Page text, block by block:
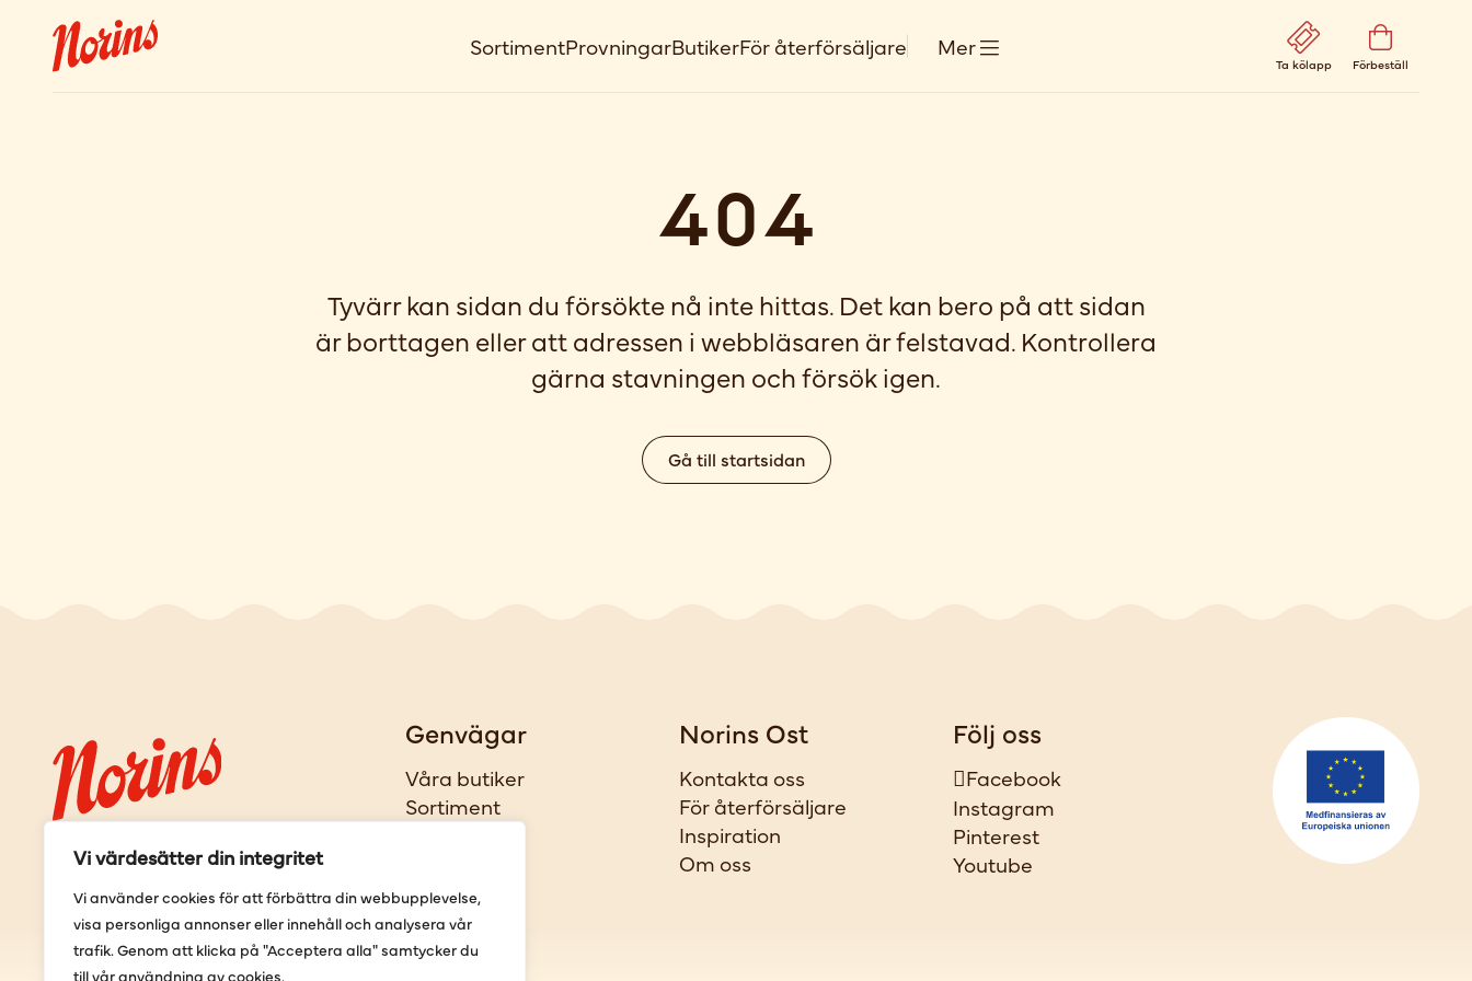
Vi värdesätter din integritet
Vi använder cookies för att förbättra din webbupplevelse,
visa personliga annonser eller innehåll och analysera vår
trafik. Genom att klicka på "Acceptera alla" samtycker du
till vår användning av cookies.
SortimentProvningarButikerFör återförsäljare Mer
Ta kölapp Förbeställ
404
Tyvärr kan sidan du försökte nå inte hittas. Det kan bero på att sidan
är borttagen eller att adressen i webbläsaren är felstavad. Kontrollera
gärna stavningen och försök igen.
Gå till startsidan
Genvägar
Våra butiker
Sortiment
Norins Ost
Kontakta oss
För återförsäljare
Inspiration
Om oss
Följ oss
Facebook
Instagram
Pinterest
Youtube